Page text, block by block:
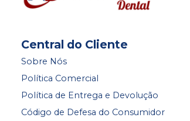
Central do Cliente
Sobre Nós
Política Comercial
Política de Entrega e Devolução
Código de Defesa do Consumidor